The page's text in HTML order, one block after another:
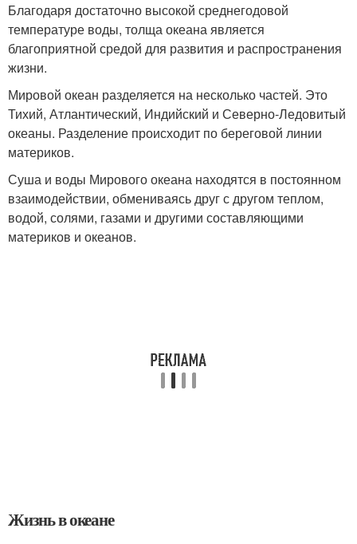
Благодаря достаточно высокой среднегодовой
температуре воды, толща океана является
благоприятной средой для развития и распространения
жизни.
Мировой океан разделяется на несколько частей. Это
Тихий, Атлантический, Индийский и Северно-Ледовитый
океаны. Разделение происходит по береговой линии
материков.
Суша и воды Мирового океана находятся в постоянном
взаимодействии, обмениваясь друг с другом теплом,
водой, солями, газами и другими составляющими
материков и океанов.
Жизнь в океане